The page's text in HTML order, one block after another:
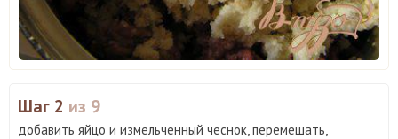
Шаг 2 из 9
добавить яйцо и измельченный чеснок, перемешать,